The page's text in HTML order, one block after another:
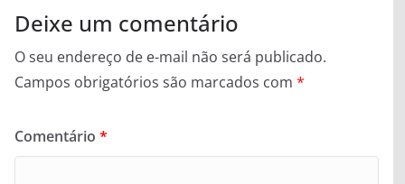
Deixe um comentário
O seu endereço de e-mail não será publicado.
Campos obrigatórios são marcados com *
Comentário *